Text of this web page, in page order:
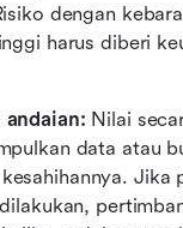
dengan
harus diberi
andaian: Nilai
data atau
Jika